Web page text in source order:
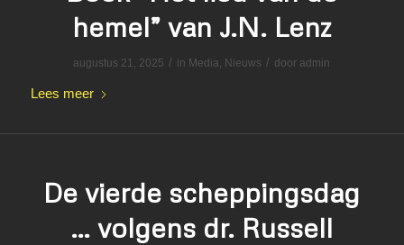
hemel” van J.N. Lenz
augustus 21, 2025 / in Media, Nieuws / door admin
Lees meer
De vierde scheppingsdag
… volgens dr. Russell